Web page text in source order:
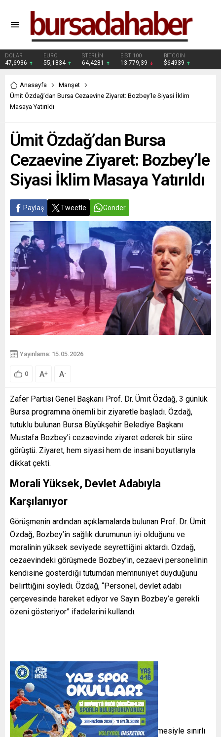
DOLAR
47,6936
EURO
55,1834
STERLİN
64,4281
BIST 100
13.779,39
BITCOIN
$64939
Anasayfa
Manşet
Ümit Özdağ’dan Bursa Cezaevine Ziyaret: Bozbey’le Siyasi İklim
Masaya Yatırıldı
Ümit Özdağ’dan Bursa
Cezaevine Ziyaret: Bozbey’le
Siyasi İklim Masaya Yatırıldı
Paylaş Tweetle Gönder
Yayınlama: 15.05.2026
0 A+ A-
Zafer Partisi Genel Başkanı Prof. Dr. Ümit Özdağ, 3 günlük
Bursa programına önemli bir ziyaretle başladı. Özdağ,
tutuklu bulunan Bursa Büyükşehir Belediye Başkanı
Mustafa Bozbey’i cezaevinde ziyaret ederek bir süre
görüştü. Ziyaret, hem siyasi hem de insani boyutlarıyla
dikkat çekti.
Morali Yüksek, Devlet Adabıyla
Karşılanıyor
Görüşmenin ardından açıklamalarda bulunan Prof. Dr. Ümit
Özdağ, Bozbey’in sağlık durumunun iyi olduğunu ve
moralinin yüksek seviyede seyrettiğini aktardı. Özdağ,
cezaevindeki görüşmede Bozbey’in, cezaevi personelinin
kendisine gösterdiği tutumdan memnuniyet duyduğunu
belirttiğini söyledi. Özdağ, “Personel, devlet adabı
çerçevesinde hareket ediyor ve Sayın Bozbey’e gerekli
özeni gösteriyor” ifadelerini kullandı.
Siyasi İklim Masaya Yatırıldı
Ziyaretin sadece kişisel durum değerlendirmesiyle sınırlı